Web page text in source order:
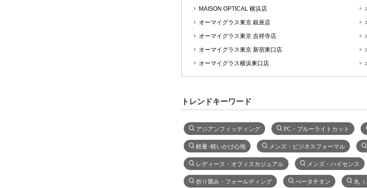
MAISON OPTICAL 横浜店
オーマイグラス東京 銀座店
オーマイグラス東京 吉祥寺店
オーマイグラス東京 新宿東口店
オーマイグラス横浜東口店
トレンドキーワード
アジアンフィッティング PC・ブルーライトカット
軽量･軽いかけ心地 メンズ・ビジネスフォーマル
レディース・オフィスカジュアル メンズ・ハイセンス
折り畳み・フォールディング べータチタン 丸（